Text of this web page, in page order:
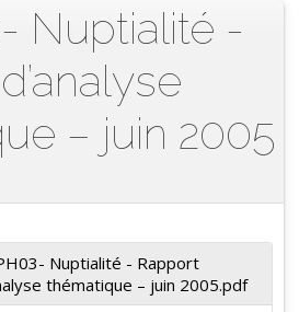
Nuptialité -
– juin 2005
Nuptialité - Rapport
thématique – juin 2005.pdf